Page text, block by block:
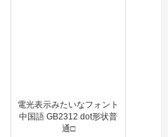
電光表示みたいなフォント
中国語 GB2312 dot形状普
通□